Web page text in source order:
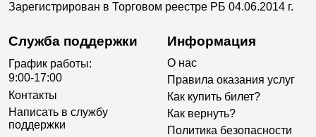
Зарегистрирован в Торговом реестре РБ 04.06.2014 г.
Служба поддержки
График работы:
9:00-17:00
Контакты
Написать в службу
поддержки
Информация
О нас
Правила оказания услуг
Как купить билет?
Как вернуть?
Политика безопасности